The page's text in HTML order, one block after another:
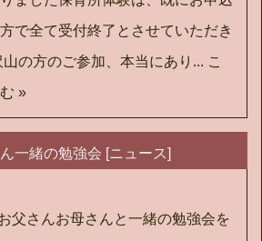
で全て受付終了とさせていただき
の方のご参加、本当にあり... こ
»
一緒の勉強会 [ニュース]
父さんお母さんと一緒の勉強会を